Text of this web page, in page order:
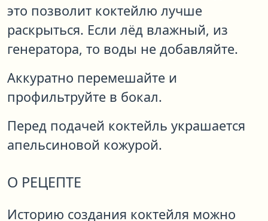
это позволит коктейлю лучше
раскрыться. Если лёд влажный, из
генератора, то воды не добавляйте.
Аккуратно перемешайте и
профильтруйте в бокал.
Перед подачей коктейль украшается
апельсиновой кожурой.
О РЕЦЕПТЕ
Историю создания коктейля можно